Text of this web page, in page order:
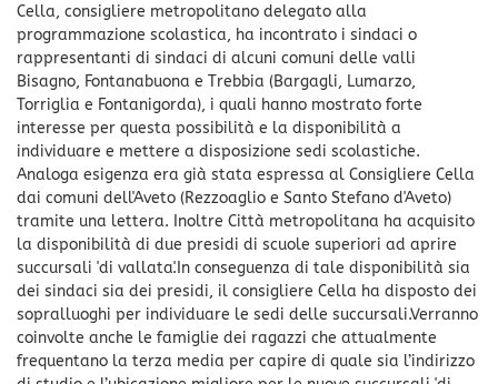
Cella, consigliere metropolitano delegato alla
programmazione scolastica, ha incontrato i sindaci o
rappresentanti di sindaci di alcuni comuni delle valli
Bisagno, Fontanabuona e Trebbia (Bargagli, Lumarzo,
Torriglia e Fontanigorda), i quali hanno mostrato forte
interesse per questa possibilità e la disponibilità a
individuare e mettere a disposizione sedi scolastiche.
Analoga esigenza era già stata espressa al Consigliere Cella
dai comuni dell'Aveto (Rezzoaglio e Santo Stefano d'Aveto)
tramite una lettera. Inoltre Città metropolitana ha acquisito
la disponibilità di due presidi di scuole superiori ad aprire
succursali 'di vallata'.In conseguenza di tale disponibilità sia
dei sindaci sia dei presidi, il consigliere Cella ha disposto dei
sopralluoghi per individuare le sedi delle succursali.Verranno
coinvolte anche le famiglie dei ragazzi che attualmente
frequentano la terza media per capire di quale sia l’indirizzo